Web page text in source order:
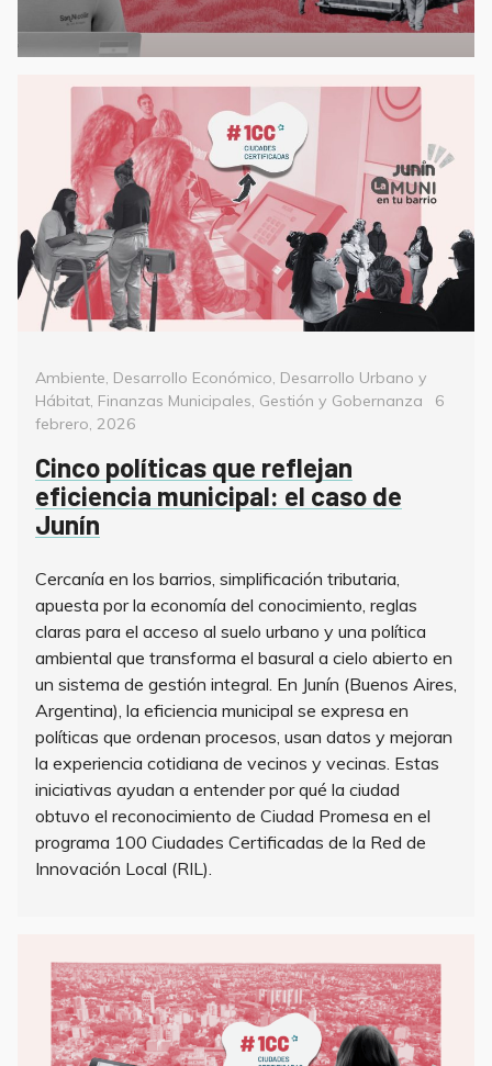
Categorías
Ambiente, Desarrollo Económico, Desarrollo Urbano y
Hábitat, Finanzas Municipales, Gestión y Gobernanza
Posted
6
febrero, 2026
Cinco políticas que reflejan
eficiencia municipal: el caso de
Junín
Cercanía en los barrios, simplificación tributaria,
apuesta por la economía del conocimiento, reglas
claras para el acceso al suelo urbano y una política
ambiental que transforma el basural a cielo abierto en
un sistema de gestión integral. En Junín (Buenos Aires,
Argentina), la eficiencia municipal se expresa en
políticas que ordenan procesos, usan datos y mejoran
la experiencia cotidiana de vecinos y vecinas. Estas
iniciativas ayudan a entender por qué la ciudad
obtuvo el reconocimiento de Ciudad Promesa en el
programa 100 Ciudades Certificadas de la Red de
Innovación Local (RIL).